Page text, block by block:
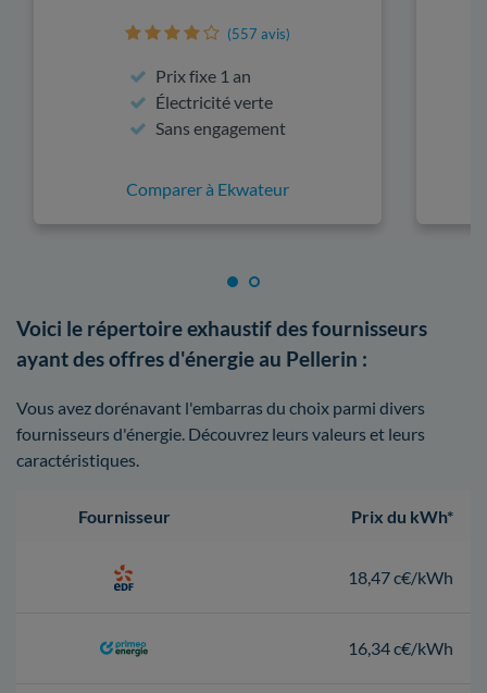
(557 avis)
Prix fixe 1 an
Électricité verte
Sans engagement
Comparer à Ekwateur
Voici le répertoire exhaustif des fournisseurs
ayant des offres d'énergie au Pellerin :
Vous avez dorénavant l'embarras du choix parmi divers
fournisseurs d'énergie. Découvrez leurs valeurs et leurs
caractéristiques.
Fournisseur Prix du kWh*
18,47 c€/kWh
16,34 c€/kWh